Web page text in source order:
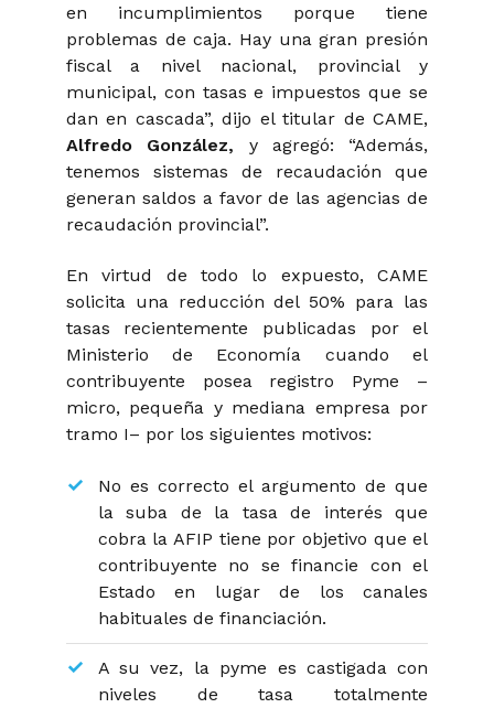
en incumplimientos porque tiene
problemas de caja. Hay una gran presión
fiscal a nivel nacional, provincial y
municipal, con tasas e impuestos que se
dan en cascada”, dijo el titular de CAME,
Alfredo González, y agregó: “Además,
tenemos sistemas de recaudación que
generan saldos a favor de las agencias de
recaudación provincial”.
En virtud de todo lo expuesto, CAME
solicita una reducción del 50% para las
tasas recientemente publicadas por el
Ministerio de Economía cuando el
contribuyente posea registro Pyme –
micro, pequeña y mediana empresa por
tramo I– por los siguientes motivos:
No es correcto el argumento de que
la suba de la tasa de interés que
cobra la AFIP tiene por objetivo que el
contribuyente no se financie con el
Estado en lugar de los canales
habituales de financiación.
A su vez, la pyme es castigada con
niveles de tasa totalmente